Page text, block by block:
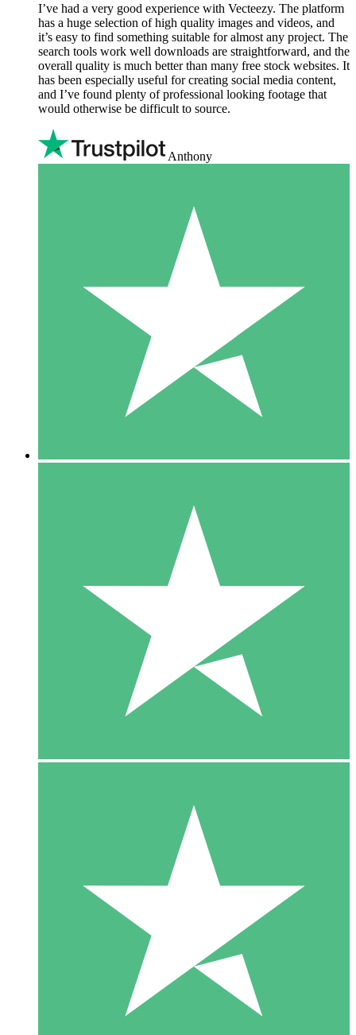
I’ve had a very good experience with Vecteezy. The platform
has a huge selection of high quality images and videos, and
it’s easy to find something suitable for almost any project. The
search tools work well downloads are straightforward, and the
overall quality is much better than many free stock websites. It
has been especially useful for creating social media content,
and I’ve found plenty of professional looking footage that
would otherwise be difficult to source.
Anthony